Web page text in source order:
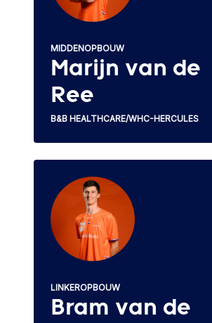
MIDDENOPBOUW
Marijn van de
Ree
B&B HEALTHCARE/WHC-HERCULES
LINKEROPBOUW
Bram van de